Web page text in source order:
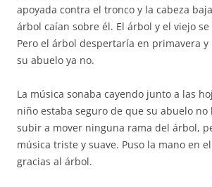
apoyada contra el tronco y la cabeza
árbol caían sobre él. El árbol y el viejo
Pero el árbol despertaría en primavera y
su abuelo ya no.
La música sonaba cayendo junto a las
niño estaba seguro de que su abuelo
subir a mover ninguna rama del árbol,
música triste y suave. Puso la mano en
gracias al árbol.